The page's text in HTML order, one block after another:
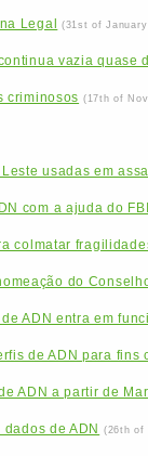
Legal (31st of
vazia quase
criminosos (17th of
usadas em
com a ajuda do
colmatar
do
ADN entra em
de ADN para
ADN a partir de
de ADN (26th of